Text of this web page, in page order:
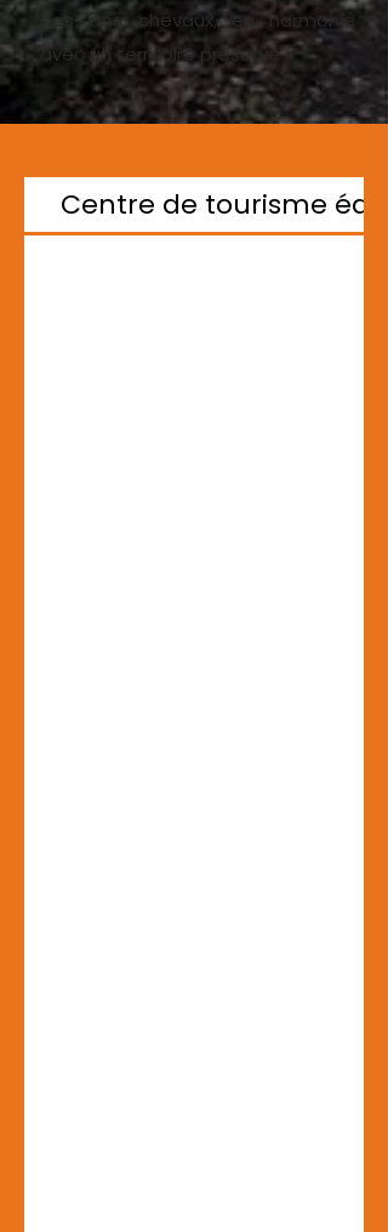
pas des chevaux, en harmonie
avec un territoire préservé.
Centre de tourisme